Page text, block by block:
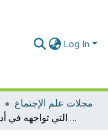
Log In
مجلات علم الإجتماع
مهام أخصائي الصحة والسلامة المهنية بالمؤسسات الصناعية والصعوبات التي تواجهه في أدائه لمهنته